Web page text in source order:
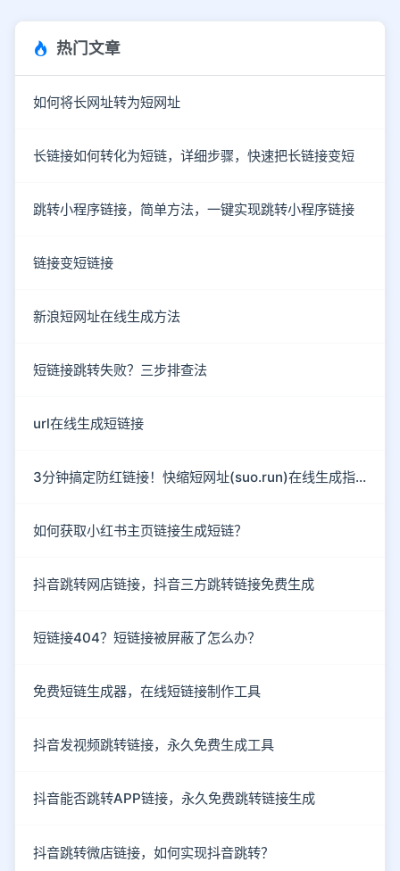
热门文章
如何将长网址转为短网址
长链接如何转化为短链，详细步骤，快速把长链接变短
跳转小程序链接，简单方法，一键实现跳转小程序链接
链接变短链接
新浪短网址在线生成方法
短链接跳转失败？三步排查法
url在线生成短链接
3分钟搞定防红链接！快缩短网址(suo.run)在线生成指南
如何获取小红书主页链接生成短链？
抖音跳转网店链接，抖音三方跳转链接免费生成
短链接404？短链接被屏蔽了怎么办？
免费短链生成器，在线短链接制作工具
抖音发视频跳转链接，永久免费生成工具
抖音能否跳转APP链接，永久免费跳转链接生成
抖音跳转微店链接，如何实现抖音跳转？